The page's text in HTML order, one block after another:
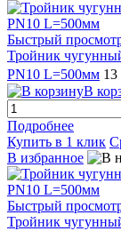
Быстрый
Тройник
PN10 L=500мм 13
В
Подробнее
Купить в 1 клик
В избранное
Быстрый
Тройник